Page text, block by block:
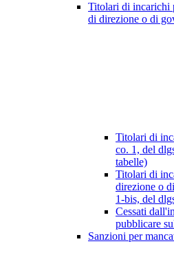
Titolari di incarichi
di direzione o di
Titolari di
co. 1, del
tabelle)
Titolari di
direzione o
1-bis, del
Cessati
pubblicare
Sanzioni per